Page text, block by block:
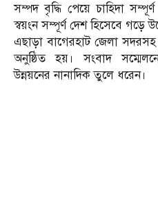
সম্পদ বৃদ্ধি পেয়ে চাহিদা
স্বয়ংন সম্পূর্ণ দেশ হিসেবে গড়ে
এছাড়া বাগেরহাট জেলা
অনুষ্ঠিত হয়। সংবাদ
উন্নয়নের নানাদিক তুলে ধরেন।